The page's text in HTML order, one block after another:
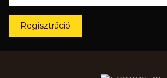
Regisztráció